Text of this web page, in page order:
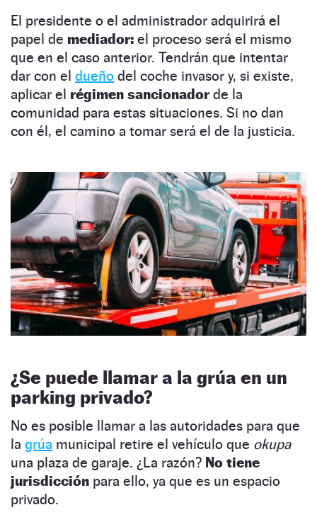
El presidente o el administrador adquirirá el
papel de mediador: el proceso será el mismo
que en el caso anterior. Tendrán que intentar
dar con el dueño del coche invasor y, si existe,
aplicar el régimen sancionadorde la
comunidad para estas situaciones. Si no dan
con él, el camino a tomar será el de la justicia.
¿Se puede llamar a la grúa en un
parking privado?
No es posible llamar a las autoridades para que
la grúa municipal retire el vehículo que okupa
una plaza de garaje. ¿La razón? No tiene
jurisdicción para ello, ya que es un espacio
privado.